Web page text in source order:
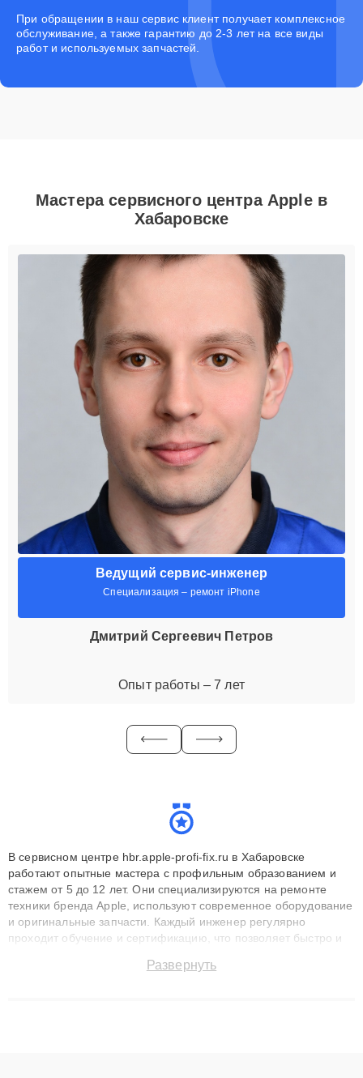
При обращении в наш сервис клиент получает комплексное
обслуживание, а также гарантию до 2-3 лет на все виды
работ и используемых запчастей.
Мастера сервисного центра Apple в
Хабаровске
Ведущий сервис-инженер
Специализация – ремонт iPhone
Дмитрий Сергеевич Петров
Опыт работы – 7 лет
В сервисном центре hbr.apple-profi-fix.ru в Хабаровске
работают опытные мастера с профильным образованием и
стажем от 5 до 12 лет. Они специализируются на ремонте
техники бренда Apple, используют современное оборудование
и оригинальные запчасти. Каждый инженер регулярно
проходит обучение и сертификацию, что позволяет быстро и
сохранением гарантии до 3 лет. Наши мастера решают
Развернуть